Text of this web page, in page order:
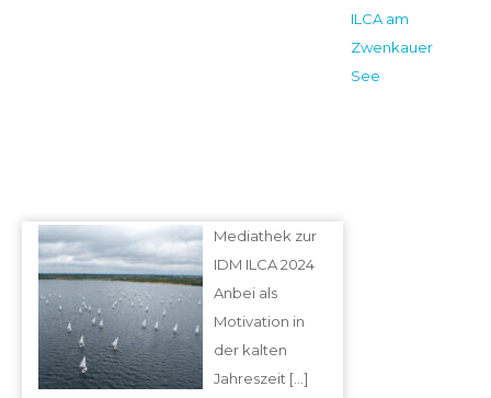
ILCA am
Zwenkauer
See
Mediathek zur
IDM ILCA 2024
Anbei als
Motivation in
der kalten
Jahreszeit […]